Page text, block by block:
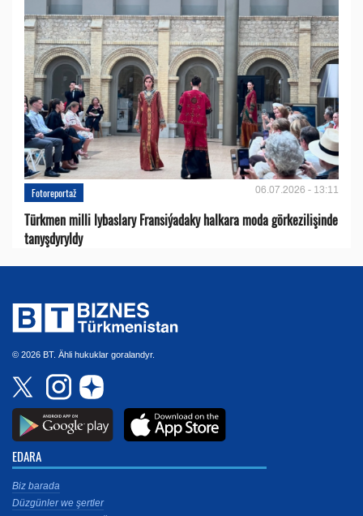
Fotoreportaž 06.07.2026 - 13:11
Türkmen milli lybaslary Fransiýadaky halkara moda görkezilişinde
tanyşdyryldy
© 2026 BT. Ähli hukuklar goralandyr.
EDARA
Biz barada
Düzgünler we şertler